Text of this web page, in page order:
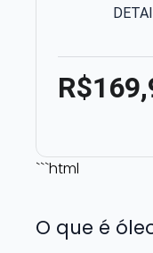
```html
O que é